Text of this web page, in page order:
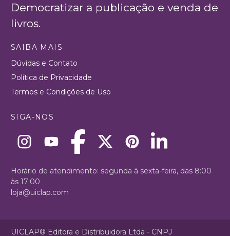
Democratizar a publicação e venda de
livros.
SAIBA MAIS
Dúvidas e Contato
Política de Privacidade
Termos e Condições de Uso
SIGA-NOS
Horário de atendimento: segunda à sexta-feira, das 8:00
às 17:00
loja@uiclap.com
UICLAP® Editora e Distribuidora Ltda - CNPJ